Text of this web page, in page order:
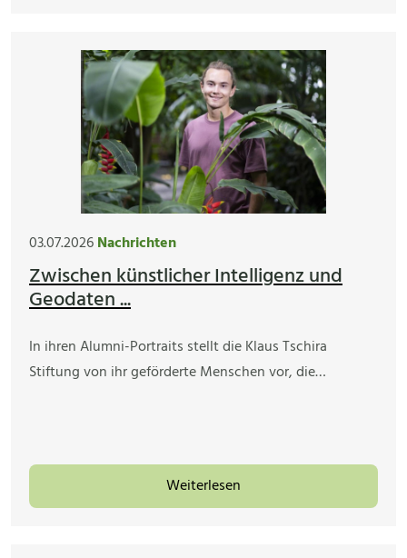
03.07.2026Nachrichten
Zwischen künstlicher Intelligenz und
Geodaten ...
In ihren Alumni-Portraits stellt die Klaus Tschira
Stiftung von ihr geförderte Menschen vor, die…
Weiterlesen